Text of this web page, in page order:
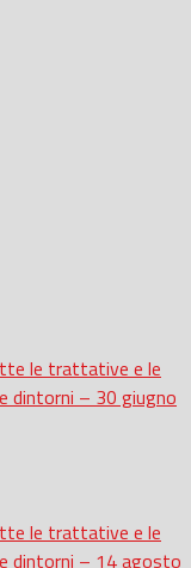
le trattative e le
dintorni – 30 giugno
le trattative e le
dintorni – 14 agosto